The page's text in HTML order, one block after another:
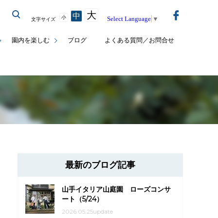
園内を楽しむ ブログ よくある質問／お問合せ
文字サイズ 小 中 大 Select Language ▼
最新のブログ記事
山手イタリア山庭園 ローズコンサ
ート（5/24）
2026.05.25update